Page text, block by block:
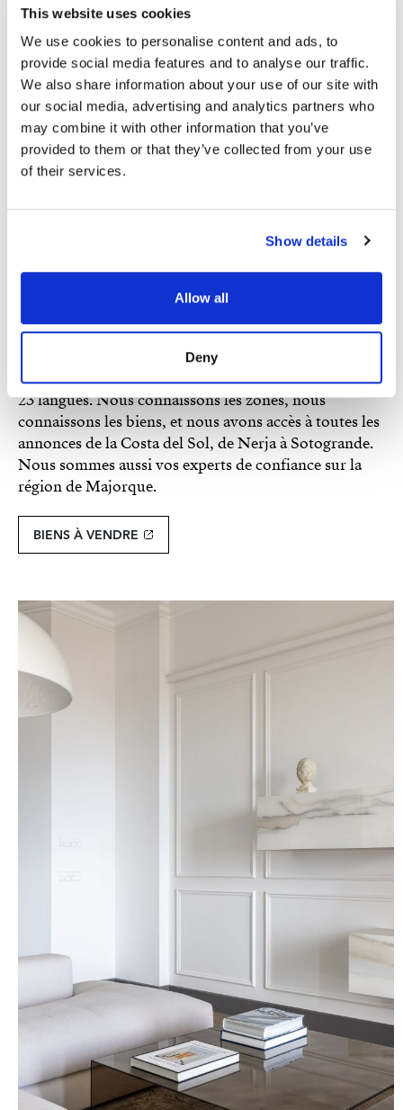
This website uses cookies
We use cookies to personalise content and ads, to
provide social media features and to analyse our traffic.
We also share information about your use of our site with
our social media, advertising and analytics partners who
may combine it with other information that you’ve
provided to them or that they’ve collected from your use
of their services.
Show details
Allow all
Deny
CONTACT
Nous avons accès à tous les biens en
vente sur les principaux portails
Strand Properties propose des centaines d’annonces
également d’un large portefeuille de propriétés haut de
gamme hors marché, non publiées publiquement.
Notre équipe de plus de 100 agents expérimentés parle
23 langues. Nous connaissons les zones, nous
connaissons les biens, et nous avons accès à toutes les
annonces de la Costa del Sol, de Nerja à Sotogrande.
Nous sommes aussi vos experts de confiance sur la
région de Majorque.
BIENS À VENDRE